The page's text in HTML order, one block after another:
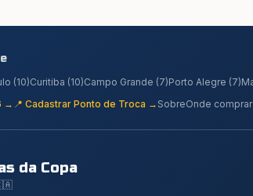
(10)Curitiba (10)Campo Grande (7)Porto Alegre (7)
→ 📍 Cadastrar Ponto de Troca → SobreOnde
da Copa